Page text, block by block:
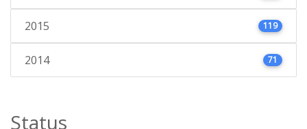
2015 119
2014 71
Status